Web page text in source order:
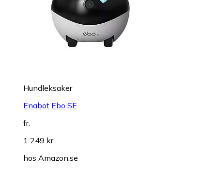
Hundleksaker
Enabot Ebo SE
fr.
1 249 kr
hos Amazon.se